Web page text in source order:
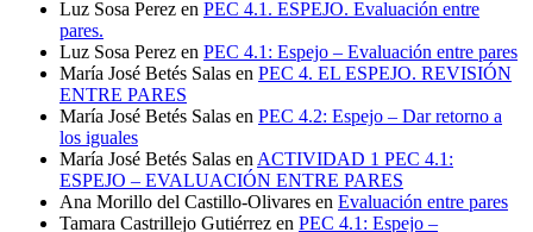
Luz Sosa Perez en PEC 4.1. ESPEJO. Evaluación entre
pares.
Luz Sosa Perez en PEC 4.1: Espejo – Evaluación entre pares
María José Betés Salas en PEC 4. EL ESPEJO. REVISIÓN
ENTRE PARES
María José Betés Salas en PEC 4.2: Espejo – Dar retorno a
los iguales
María José Betés Salas en ACTIVIDAD 1 PEC 4.1:
ESPEJO – EVALUACIÓN ENTRE PARES
Ana Morillo del Castillo-Olivares en Evaluación entre pares
Tamara Castrillejo Gutiérrez en PEC 4.1: Espejo –